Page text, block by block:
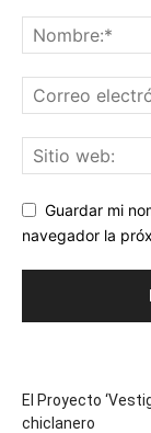
Guardar mi
navegador la
El Proyecto
chiclanero